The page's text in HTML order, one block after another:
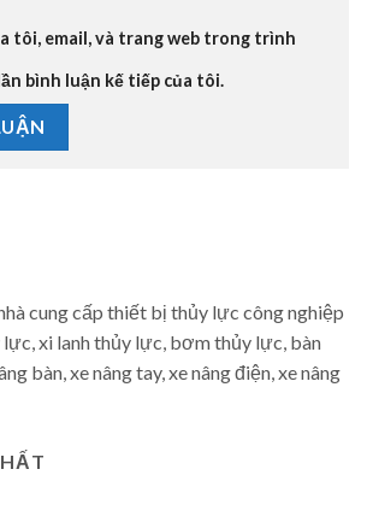
tôi, email, và trang web trong trình
bình luận kế tiếp của tôi.
cung cấp thiết bị thủy lực công nghiệp
xi lanh thủy lực, bơm thủy lực, bàn
bàn, xe nâng tay, xe nâng điện, xe nâng